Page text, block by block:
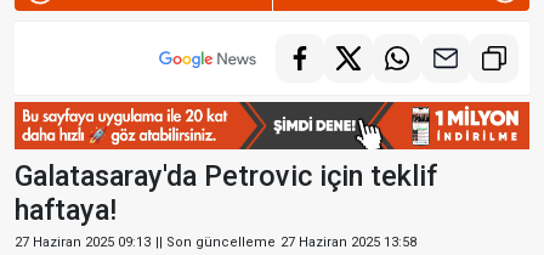
Galatasaray'da Petrovic için teklif
haftaya!
27 Haziran 2025 09:13 || Son güncelleme 27 Haziran 2025 13:58